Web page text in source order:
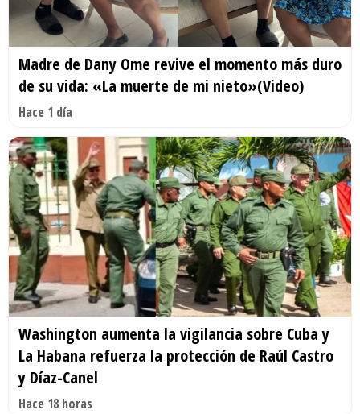
Madre de Dany Ome revive el momento más duro
de su vida: «La muerte de mi nieto»(Video)
Hace 1 día
Washington aumenta la vigilancia sobre Cuba y
La Habana refuerza la protección de Raúl Castro
y Díaz-Canel
Hace 18 horas